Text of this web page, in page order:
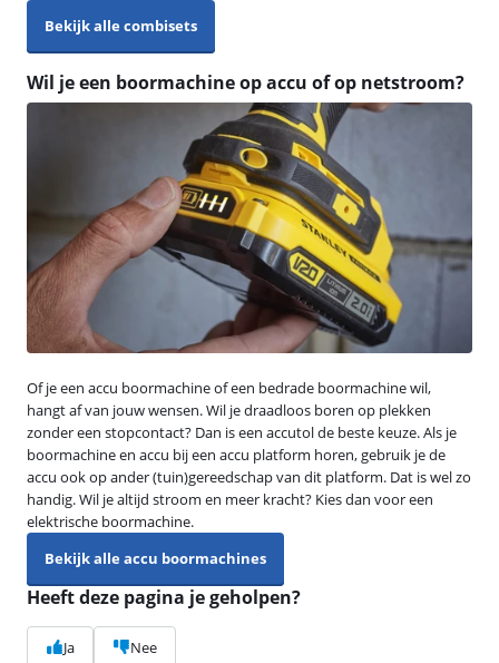
Bekijk alle combisets
Wil je een boormachine op accu of op netstroom?
Of je een accu boormachine of een bedrade boormachine wil,
hangt af van jouw wensen. Wil je draadloos boren op plekken
zonder een stopcontact? Dan is een accutol de beste keuze. Als je
boormachine en accu bij een accu platform horen, gebruik je de
accu ook op ander (tuin)gereedschap van dit platform. Dat is wel zo
handig. Wil je altijd stroom en meer kracht? Kies dan voor een
elektrische boormachine.
Bekijk alle accu boormachines
Heeft deze pagina je geholpen?
Ja Nee